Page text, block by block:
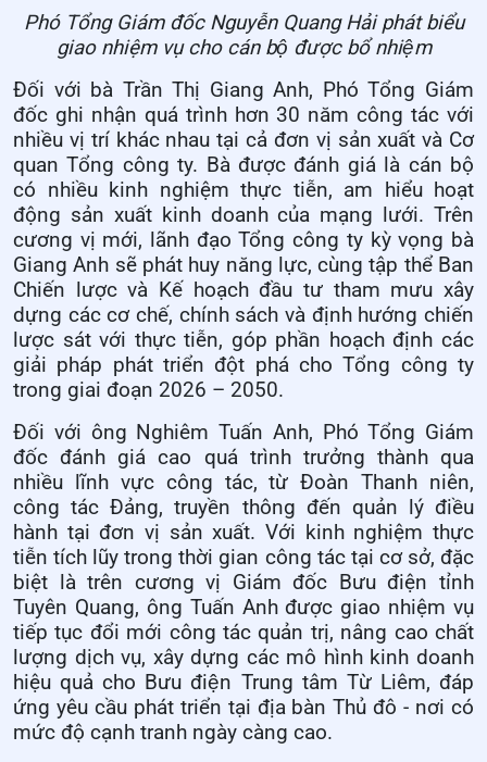
Phó Tổng Giám đốc Nguyễn Quang Hải phát biểu
giao nhiệm vụ cho cán bộ được bổ nhiệm
Đối với bà Trần Thị Giang Anh, Phó Tổng Giám
đốc ghi nhận quá trình hơn 30 năm công tác với
nhiều vị trí khác nhau tại cả đơn vị sản xuất và Cơ
quan Tổng công ty. Bà được đánh giá là cán bộ
có nhiều kinh nghiệm thực tiễn, am hiểu hoạt
động sản xuất kinh doanh của mạng lưới. Trên
cương vị mới, lãnh đạo Tổng công ty kỳ vọng bà
Giang Anh sẽ phát huy năng lực, cùng tập thể Ban
Chiến lược và Kế hoạch đầu tư tham mưu xây
dựng các cơ chế, chính sách và định hướng chiến
lược sát với thực tiễn, góp phần hoạch định các
giải pháp phát triển đột phá cho Tổng công ty
trong giai đoạn 2026 – 2050.
Đối với ông Nghiêm Tuấn Anh, Phó Tổng Giám
đốc đánh giá cao quá trình trưởng thành qua
nhiều lĩnh vực công tác, từ Đoàn Thanh niên,
công tác Đảng, truyền thông đến quản lý điều
hành tại đơn vị sản xuất. Với kinh nghiệm thực
tiễn tích lũy trong thời gian công tác tại cơ sở, đặc
biệt là trên cương vị Giám đốc Bưu điện tỉnh
Tuyên Quang, ông Tuấn Anh được giao nhiệm vụ
tiếp tục đổi mới công tác quản trị, nâng cao chất
lượng dịch vụ, xây dựng các mô hình kinh doanh
hiệu quả cho Bưu điện Trung tâm Từ Liêm, đáp
ứng yêu cầu phát triển tại địa bàn Thủ đô - nơi có
mức độ cạnh tranh ngày càng cao.